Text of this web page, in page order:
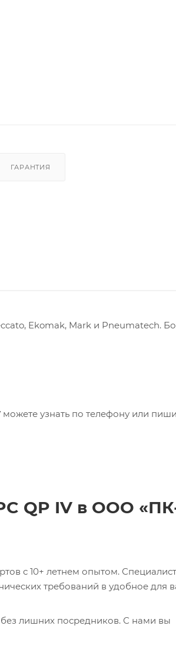
ГАРАНТИЯ
Ekomak, Mark и Pneumatech.
можете узнать по телефону или
QP IV в ООО
с 10+ летнем опытом.
требований в удобное для
лишних посредников. С нами вы